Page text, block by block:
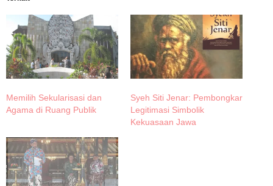
Memilih Sekularisasi dan
Agama di Ruang Publik
Syeh Siti Jenar: Pembongkar
Legitimasi Simbolik
Kekuasaan Jawa